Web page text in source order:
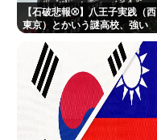
【石破悲報⚾】八王子実践（西
東京）とかいう謎高校、強い